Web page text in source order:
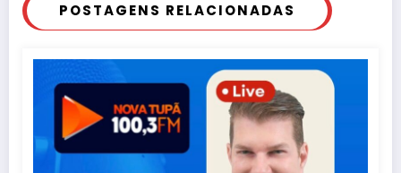
POSTAGENS RELACIONADAS